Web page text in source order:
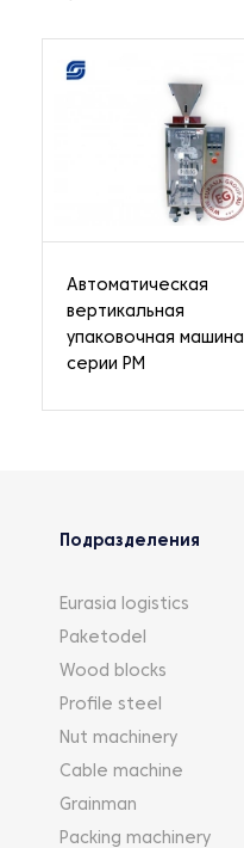
Автоматическая
вертикальная
упаковочная машина
серии PM
Подразделения
Eurasia logistics
Paketodel
Wood blocks
Profile steel
Nut machinery
Cable machine
Grainman
Packing machinery